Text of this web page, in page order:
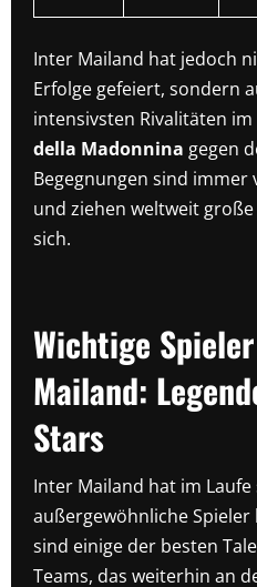
Inter Mailand hat jedoch
Erfolge gefeiert, sondern
intensivsten Rivalitäten im
della Madonnina gegen
Begegnungen sind
und ziehen weltweit
sich.
Wichtige
Mailand:
Stars
Inter Mailand hat im
außergewöhnliche
sind einige der besten
Teams, das weiterhin an